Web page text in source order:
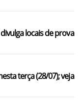
locais de prova
terça (28/07); veja